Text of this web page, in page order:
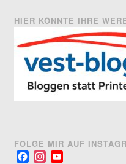
HIER KÖNNTE IHRE
FOLGE MIR AUF
FacebookInstagram